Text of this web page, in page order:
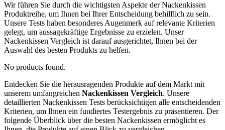
Wir führen Sie durch die wichtigsten Aspekte der Nackenkissen
Produktreihe, um Ihnen bei Ihrer Entscheidung behilflich zu sein.
Unsere Tests haben besonderes Augenmerk auf relevante Kriterien
gelegt, um aussagekräftige Ergebnisse zu erzielen. Unser
Nackenkissen Vergleich ist darauf ausgerichtet, Ihnen bei der
Auswahl des besten Produkts zu helfen.
No products found.
Entdecken Sie die herausragenden Produkte auf dem Markt mit
unserem umfangreichen Nackenkissen Vergleich. Unsere
detaillierten Nackenkissen Tests berücksichtigen alle entscheidenden
Kriterien, um Ihnen ein fundiertes Testergebnis zu präsentieren. Der
folgende Überblick über die besten Nackenkissen ermöglicht es